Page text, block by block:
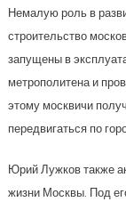
Немалую роль в
строительство
запущены в
метрополитена и
этому москвичи
передвигаться по
Юрий Лужков также
жизни Москвы. Под